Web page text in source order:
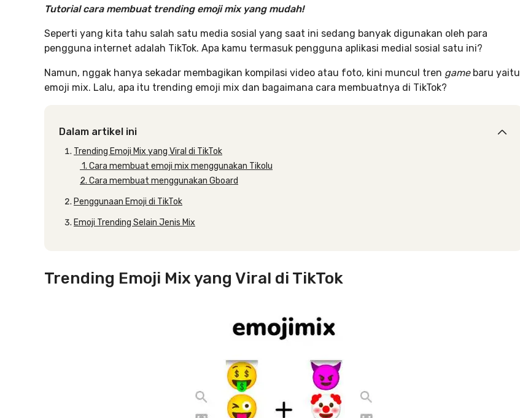
Tutorial cara membuat trending emoji mix yang mudah!
Seperti yang kita tahu salah satu media sosial yang saat ini sedang banyak digunakan oleh para
pengguna internet adalah TikTok. Apa kamu termasuk pengguna aplikasi medial sosial satu ini?
Namun, nggak hanya sekadar membagikan kompilasi video atau foto, kini muncul tren gamebaru yaitu
emoji mix. Lalu, apa itu trending emoji mix dan bagaimana cara membuatnya di TikTok?
Dalam artikel ini
Trending Emoji Mix yang Viral di TikTok
1. Cara membuat emoji mix menggunakan Tikolu
2. Cara membuat menggunakan Gboard
Penggunaan Emoji di TikTok
Emoji Trending Selain Jenis Mix
Trending Emoji Mix yang Viral di TikTok